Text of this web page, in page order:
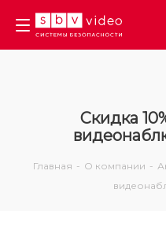
Скидка
Главная - О компании -